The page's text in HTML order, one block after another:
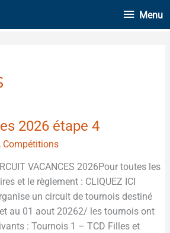
Menu
Menu
2026 étape 4
, Compétitions
VACANCES 2026Pour toutes les
et le règlement : CLIQUEZ ICI
un circuit de tournois destiné
au 01 aout 20262/ les tournois ont
: Tournois 1 – TCD Filles et